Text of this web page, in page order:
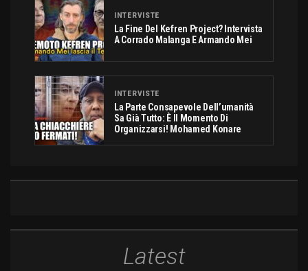
INTERVISTE
La Fine Del Kefren Project? Intervista
A Corrado Malanga E Armando Mei
INTERVISTE
La Parte Consapevole Dell’umanità
Sa Già Tutto: È Il Momento Di
Organizzarsi! Mohamed Konare
Latest